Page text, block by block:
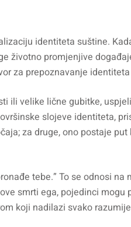
identiteta suštine.
životno promjenjive
za prepoznavanje
ili velike lične gubitke,
slojeve identiteta,
za druge, ono postaje
tebe.” To se odnosi na
smrti ega, pojedinci mogu
koji nadilazi svako